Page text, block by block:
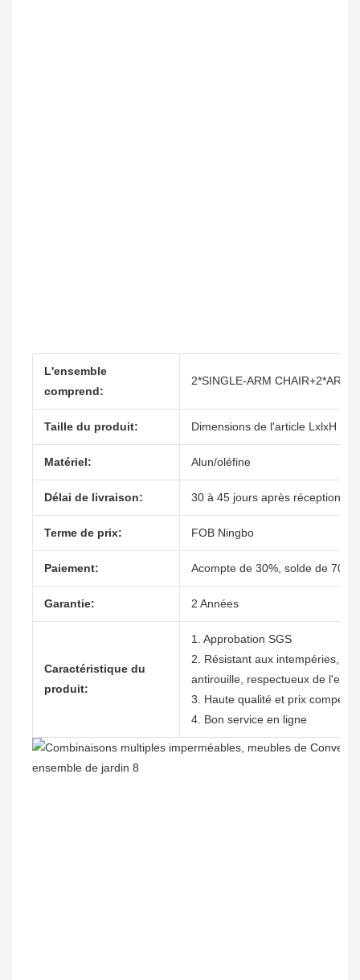
L'ensemble
comprend:
2*SINGLE-ARM
Taille du produit: Dimensions de l'article LxlxH
Matériel: Alun/oléfine
Délai de livraison: 30 à 45 jours après réception du
Terme de prix: FOB Ningbo
Paiement: Acompte de 30%, solde de 70%
Garantie: 2 Années
Caractéristique du
produit:
1. Approbation SGS
2. Résistant aux intempéries,
antirouille, respectueux de
3. Haute qualité et prix compétitif
4. Bon service en ligne